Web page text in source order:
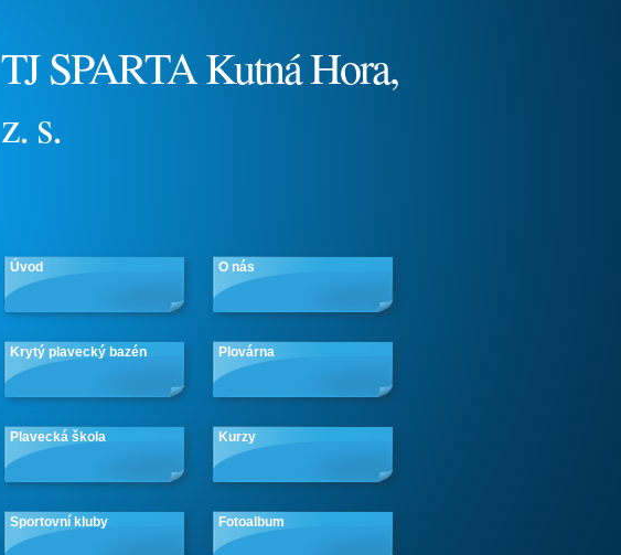
TJ SPARTA Kutná Hora,
z. s.
Úvod O nás
Krytý plavecký bazén Plovárna
Plavecká škola Kurzy
Sportovní kluby Fotoalbum